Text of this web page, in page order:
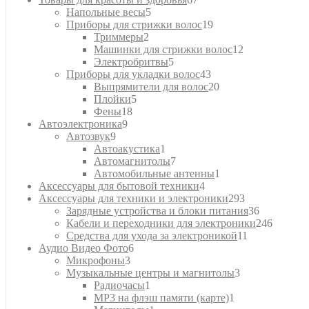
Напольные весы55
товаров
Приборы для стрижки волос1919
Триммеры2
товара
Машинки для стрижки волос12
Электробритвы55
товаров
Приборы для укладки волос4343
товара
Выпрямители для волос2020
Плойки55
Фены1818
Автоэлектроника99
Автозвук99
товаров
Автоакустика1
товар
Автомагнитолы77
товаров
Автомобильные антенны1
Аксессуары для бытовой техники44
товара
Аксессуары для техники и электроники293293
товара
Зарядные устройства и блоки питания3636
товаров
Кабели и переходники для электроники246246
Средства для ухода за электроникой11
Аудио Видео Фото66
Микрофоны33
товара
Музыкальные центры и магнитолы33
Радиочасы1
товар
MP3 на флэш памяти (карте)1